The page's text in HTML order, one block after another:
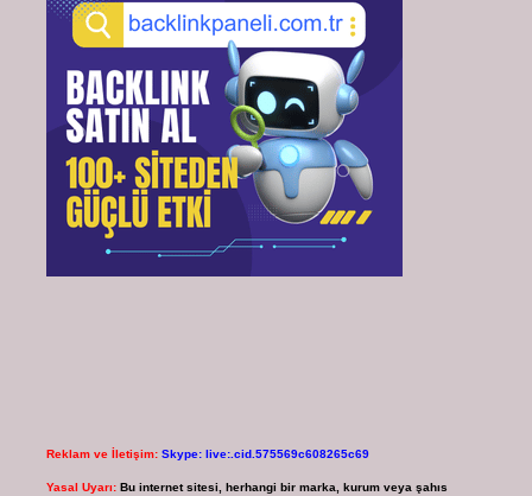
Reklam ve İletişim: Skype: live:.cid.575569c608265c69
Yasal Uyarı: Bu internet sitesi, herhangi bir marka, kurum veya şahıs